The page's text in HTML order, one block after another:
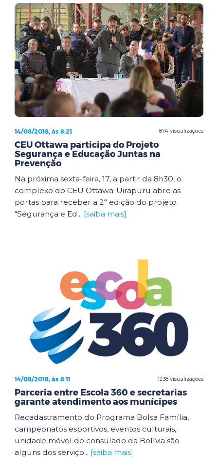
874 visualizações
14/08/2018, às 8:21
CEU Ottawa participa do Projeto
Segurança e Educação Juntas na
Prevenção
Na próxima sexta-feira, 17, a partir da 8h30, o
complexo do CEU Ottawa-Uirapuru abre as
portas para receber a 2ª edição do projeto
“Segurança e Ed... [saiba mais]
1238 visualizações
14/08/2018, às 8:11
Parceria entre Escola 360 e secretarias
garante atendimento aos munícipes
Recadastramento do Programa Bolsa Família,
campeonatos esportivos, eventos culturais,
unidade móvel do consulado da Bolívia são
alguns dos serviço... [saiba mais]